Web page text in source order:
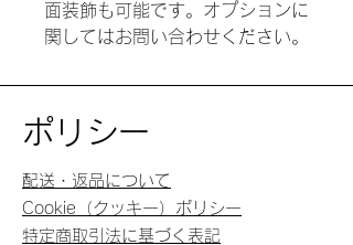
面装飾も可能です。オプションに
関してはお問い合わせください。
ポリシー
配送・返品について
Cookie（クッキー）ポリシー
特定商取引法に基づく表記